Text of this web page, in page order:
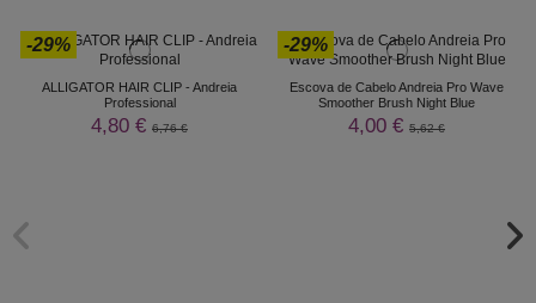
-29%
ALLIGATOR HAIR CLIP - Andreia
Professional
4,80 € 6,76 €
-29%
Escova de Cabelo Andreia Pro Wave
Smoother Brush Night Blue
4,00 € 5,62 €